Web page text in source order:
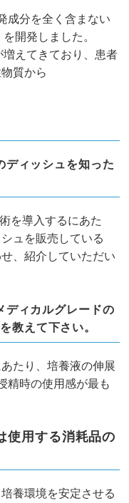
成分を全く含まない
開発しました。
えてきており、患者
質から
ディッシュを知った
を導入するにあた
ュを販売している
、紹介していただい
ディカルグレードの
教えて下さい。
たり、培養液の伸展
精時の使用感が最も
使用する消耗品の
養環境を安定させる